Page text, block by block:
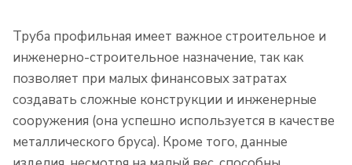
Труба профильная имеет важное строительное и
инженерно-строительное назначение, так как
позволяет при малых финансовых затратах
создавать сложные конструкции и инженерные
сооружения (она успешно используется в качестве
металлического бруса). Кроме того, данные